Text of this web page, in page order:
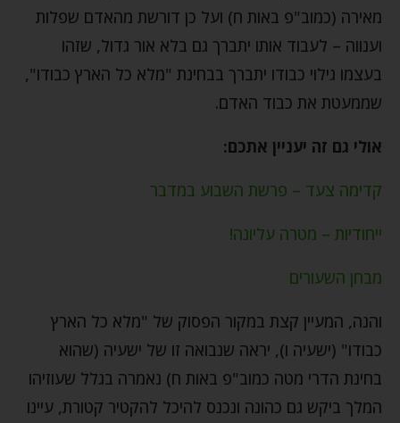
מאירה (כמוב"פ באות ח) ועל כן דורשת מהאדם שפלות
וענווה – לעבוד אותו יתברך גם בלא אור גדול, שזהו
בעצמו גילוי כבודו יתברך בבחינת "מלא כל הארץ כבודו",
שממעטת את כבוד האדם.
אולי גם זה יעניין אתכם:
קדימה צעד – פרשת השבוע במדבר
ייחודיות – מטרה עליונה!
מבחן השעורים
והנה, המעיין קצת במקור הפסוק של "מלא כל הארץ
כבודו" (ישעיה ו), יראה שנבואה זו של ישעיה (שהוא
בחינת הדרי מטה כמוב"פ באות ח) נאמרה בגלל שעוזיהו
המלך ביקש גם כהונה ונכנס להיכל להקטיר קטורת, עיינו